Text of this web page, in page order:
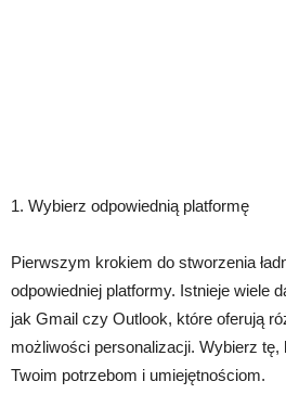
1. Wybierz odpowiednią platformę
Pierwszym krokiem do stworzenia
odpowiedniej platformy. Istnieje wiele
jak Gmail czy Outlook, które oferują
możliwości personalizacji. Wybierz tę,
Twoim potrzebom i umiejętnościom.